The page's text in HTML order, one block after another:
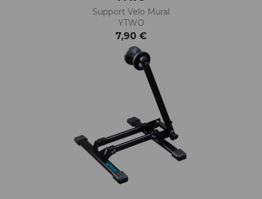
Support Velo Mural
YTWO
7,90 €